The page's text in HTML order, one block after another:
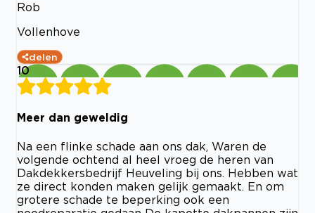
Rob
Vollenhove
delen
10
Meer dan geweldig
Na een flinke schade aan ons dak, Waren de
volgende ochtend al heel vroeg de heren van
Dakdekkersbedrijf Heuveling bij ons. Hebben wat
ze direct konden maken gelijk gemaakt. En om
grotere schade te beperking ook een